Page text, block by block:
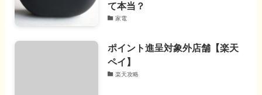
て本当？
家電
ポイント進呈対象外店舗【楽天
ペイ】
楽天攻略